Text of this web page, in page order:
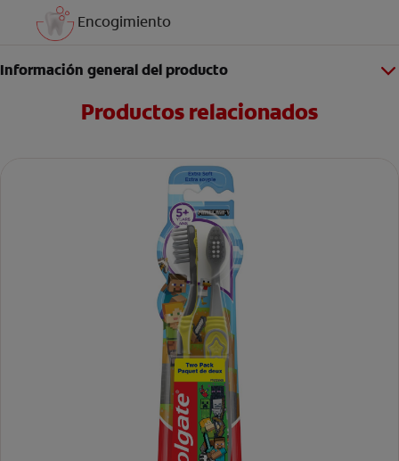
Encogimiento
Información general del producto
Productos relacionados